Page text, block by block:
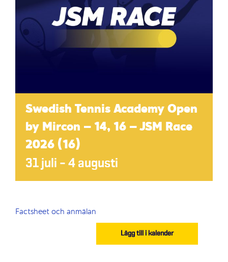
Swedish Tennis Academy Open
by Mircon – 14, 16 – JSM Race
2026 (16)
31 juli – 4 augusti
Factsheet och anmälan
Lägg till i kalender